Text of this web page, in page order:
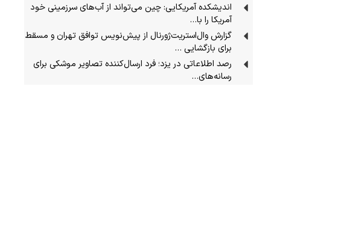
اندیشکده آمریکایی: چین می‌تواند از آب‌های سرزمینی خود
آمریکا را با…
گزارش وال‌استریت‌ژورنال از پیش‌نویس توافق تهران و مسقط
برای بازگشایی …
رصد اطلاعاتی در یزد؛ فرد ارسال‌کننده تصاویر موشکی برای
رسانه‌های…